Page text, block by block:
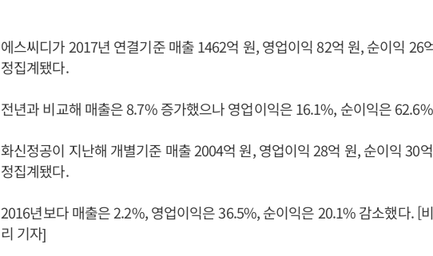
에스씨디가 2017년 연결기준 매출 1462억 원, 영업이익 82억 원, 순이익 26
정집계됐다.
전년과 비교해 매출은 8.7% 증가했으나 영업이익은 16.1%, 순이익은
화신정공이 지난해 개별기준 매출 2004억 원, 영업이익 28억 원, 순이익 30
정집계됐다.
2016년보다 매출은 2.2%, 영업이익은 36.5%, 순이익은 20.1% 감소했다. [
리 기자]